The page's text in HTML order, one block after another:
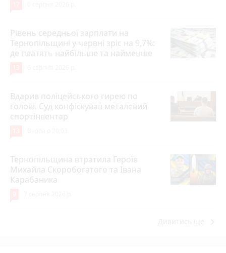
Рівень середньої зарплати на
Тернопільщині у червні зріс на 9,7%:
де платять найбільше та найменше
Вдарив поліцейського гирею по
голові. Суд конфіскував металевий
спортінвентар
Тернопільщина втратила Героїв
Михайла Скоробогатого та Івана
Карабаника